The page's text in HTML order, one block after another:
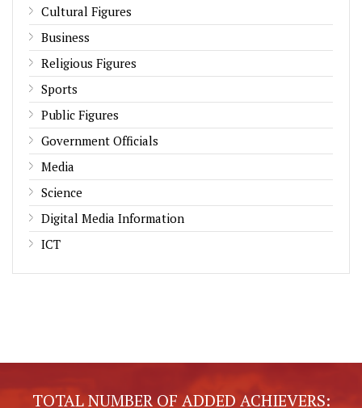
Cultural Figures
Business
Religious Figures
Sports
Public Figures
Government Officials
Media
Science
Digital Media Information
ICT
TOTAL NUMBER OF ADDED ACHIEVERS: